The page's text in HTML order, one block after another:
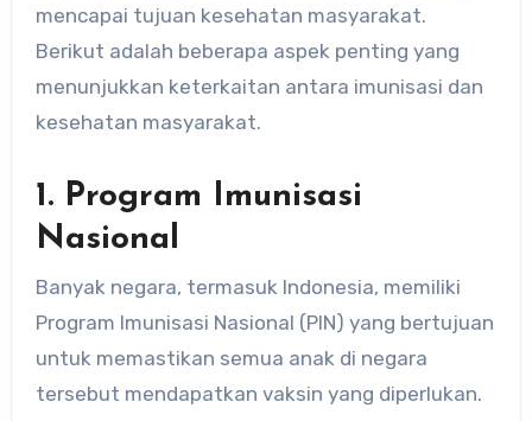
mencapai tujuan kesehatan masyarakat.
Berikut adalah beberapa aspek penting yang
menunjukkan keterkaitan antara imunisasi dan
kesehatan masyarakat.
1. Program Imunisasi
Nasional
Banyak negara, termasuk Indonesia, memiliki
Program Imunisasi Nasional (PIN) yang bertujuan
untuk memastikan semua anak di negara
tersebut mendapatkan vaksin yang diperlukan.